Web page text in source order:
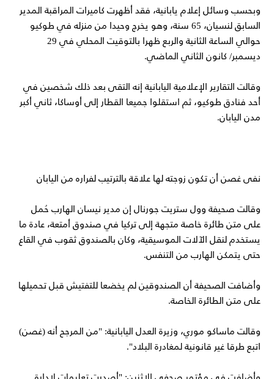
وبحسب وسائل إعلام يابانية، فقد أظهرت كاميرات المراقبة المدير
السابق لنسيان، 65 سنة، وهو يخرج وحيدا من منزله في طوكيو
حوالي الساعة الثانية والربع ظهرا بالتوقيت المحلي في 29
ديسمبر/ كانون الثاني الماضي.
وقالت التقارير الإعلامية اليابانية إنه التقى بعد ذلك شخصين في
أحد فنادق طوكيو، ثم استقلوا جميعا القطار إلى أوساكا، ثاني أكبر
مدن اليابان.
نفى غصن أن تكون زوجته لها علاقة بالترتيب لفراره من اليابان
وقالت صحيفة وول ستريت جورنال إن مدير نيسان الهارب حُمل
على متن طائرة خاصة متجهة إلى تركيا في صندوق أمتعة، عادة ما
يستخدم لنقل الآلات الموسيقية، وكان بالصندوق ثقوب في القاع
حتى يتمكن الهارب من التنفس.
وأضافت الصحيفة أن الصندوقين لم يخضعا للتفتيش قبل تحميلها
على متن الطائرة الخاصة.
وقالت ماساكو موري، وزيرة العدل اليابانية: "من المرجح أنه (غصن)
اتبع طرقا غير قانونية لمغادرة البلاد".